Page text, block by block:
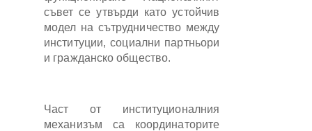
съвет се утвърди като устойчив
модел на сътрудничество между
институции, социални партньори
и гражданско общество.
Част от институционалния
механизъм са координаторите